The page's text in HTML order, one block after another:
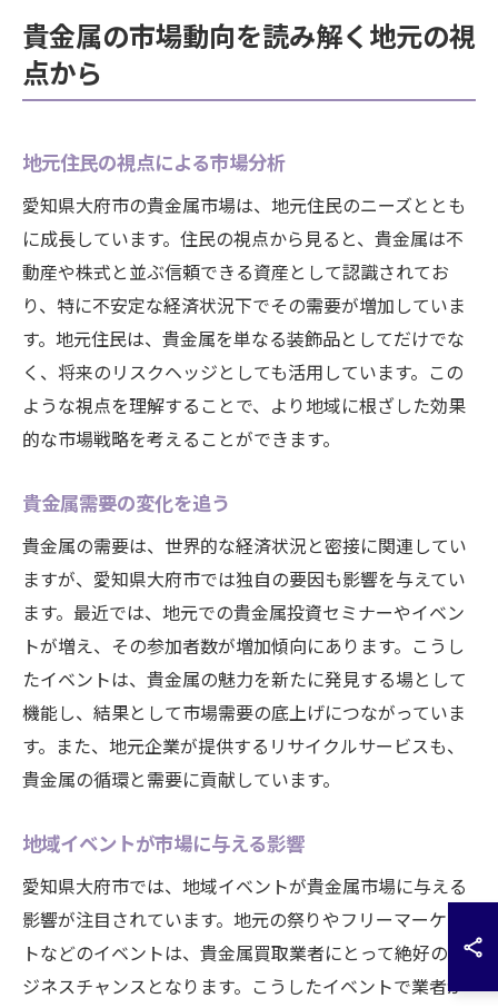
貴金属の市場動向を読み解く地元の視
点から
地元住民の視点による市場分析
愛知県大府市の貴金属市場は、地元住民のニーズととも
に成長しています。住民の視点から見ると、貴金属は不
動産や株式と並ぶ信頼できる資産として認識されてお
り、特に不安定な経済状況下でその需要が増加していま
す。地元住民は、貴金属を単なる装飾品としてだけでな
く、将来のリスクヘッジとしても活用しています。この
ような視点を理解することで、より地域に根ざした効果
的な市場戦略を考えることができます。
貴金属需要の変化を追う
貴金属の需要は、世界的な経済状況と密接に関連してい
ますが、愛知県大府市では独自の要因も影響を与えてい
ます。最近では、地元での貴金属投資セミナーやイベン
トが増え、その参加者数が増加傾向にあります。こうし
たイベントは、貴金属の魅力を新たに発見する場として
機能し、結果として市場需要の底上げにつながっていま
す。また、地元企業が提供するリサイクルサービスも、
貴金属の循環と需要に貢献しています。
地域イベントが市場に与える影響
愛知県大府市では、地域イベントが貴金属市場に与える
影響が注目されています。地元の祭りやフリーマーケッ
トなどのイベントは、貴金属買取業者にとって絶好のビ
ジネスチャンスとなります。こうしたイベントで業者が